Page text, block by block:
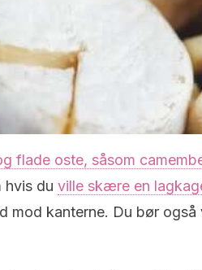
flade oste, såsom
hvis du ville skære en
mod kanterne. Du bør